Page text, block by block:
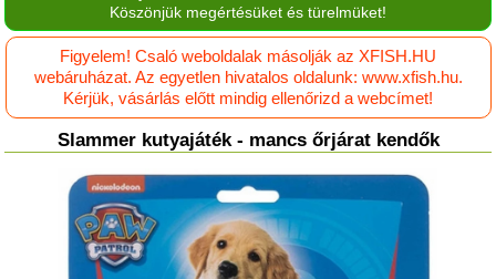
Köszönjük megértésüket és türelmüket!
Figyelem! Csaló weboldalak másolják az XFISH.HU
webáruházat. Az egyetlen hivatalos oldalunk: www.xfish.hu.
Kérjük, vásárlás előtt mindig ellenőrizd a webcímet!
Slammer kutyajáték - mancs őrjárat kendők